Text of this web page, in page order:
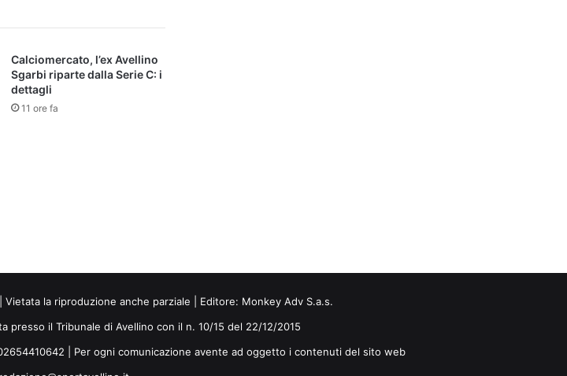
Calciomercato, l’ex Avellino
Sgarbi riparte dalla Serie C: i
dettagli
11 ore fa
la riproduzione anche parziale | Editore: Monkey Adv S.a.s.
presso il Tribunale di Avellino con il n. 10/15 del 22/12/2015
| Per ogni comunicazione avente ad oggetto i contenuti del sito web